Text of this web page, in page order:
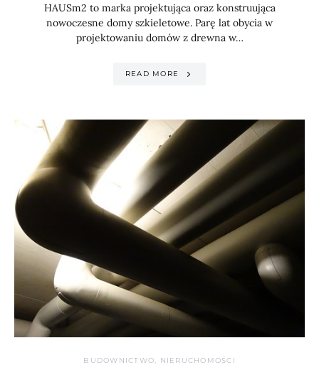
HAUSm2 to marka projektująca oraz konstruująca
nowoczesne domy szkieletowe. Parę lat obycia w
projektowaniu domów z drewna w…
READ MORE
BUDOWNICTWO, NIERUCHOMOŚCI